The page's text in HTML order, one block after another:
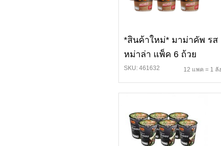
*สินค้าใหม่* มาม่าคัพ รส
หม่าล่า แพ็ค 6 ถ้วย
SKU: 461632 12 แพค = 1 ลัง